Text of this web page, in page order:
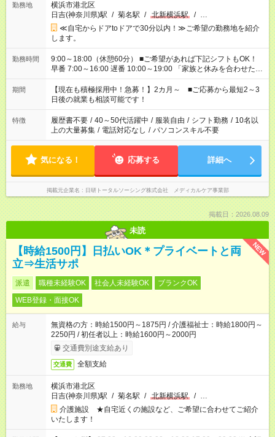
勤務地
横浜市港北区
日吉(神奈川県)駅 / 菊名駅 / 北新横浜駅 / …
≪自宅からドアtoドアで30分以内！≫ご希望の勤務地を紹介
します。
勤務時間
9:00～18:00（休憩60分） ■ご希望があれば下記シフトもOK！
早番 7:00～16:00 遅番 10:00～19:00 「家族と休みを合わせた
い」 「余裕を持って夕飯の準備がしたい」 「できれば残業はし
たくない」 など、ご希望を教えてくださいね。 ※Wワーク希望
の方へ 今ご覧のお仕事で希望する勤務時間と、もう1つのお仕事
の勤務時間。 合計で週40時間を超える場合は応募できません。
期間
【現在も積極採用中！急募！】2カ月～ ■ご応募から最短2～3
日後の就業も相談可能です！
特徴 履歴書不要 / 40～50代活躍中 / 服装自由 / シフト勤務 / 10名以
上の大量募集 / 電話対応なし / パソコンスキル不要
気になる！ 応募する 詳細へ
掲載元企業名 日研トータルソーシング株式会社 メディカルケア事業部
掲載日：2026.08.09
未読
NEW
【時給1500円】日払いOK＊プライベートと両
立⇒生活サポ
派遣 職種未経験OK 社会人未経験OK
ブランクOK
WEB登録・面接OK
給与
無資格の方：時給1500円～1875円 / 介護福祉士：時給1800円～
2250円 / 初任者以上：時給1600円～2000円
交通費別途支給あり
交通費 全額支給
勤務地
横浜市港北区
日吉(神奈川県)駅 / 菊名駅 / 北新横浜駅 / …
介護施設 ★自宅近くの施設など、ご希望に合わせてご紹介
いたします！